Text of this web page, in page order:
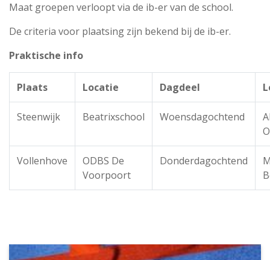
Maat groepen verloopt via de ib-er van de school.
De criteria voor plaatsing zijn bekend bij de ib-er.
Praktische info
Plaats Locatie Dagdeel
Steenwijk Beatrixschool Woensdagochtend
Vollenhove
ODBS De
Voorpoort
Donderdagochtend